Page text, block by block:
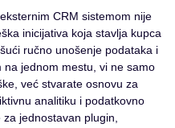
CRM sistemom nije
inicijativa koja stavlja kupca
ručno unošenje podataka i
jednom mestu, vi ne samo
već stvarate osnovu za
analitiku i podatkovno
jednostavan plugin,